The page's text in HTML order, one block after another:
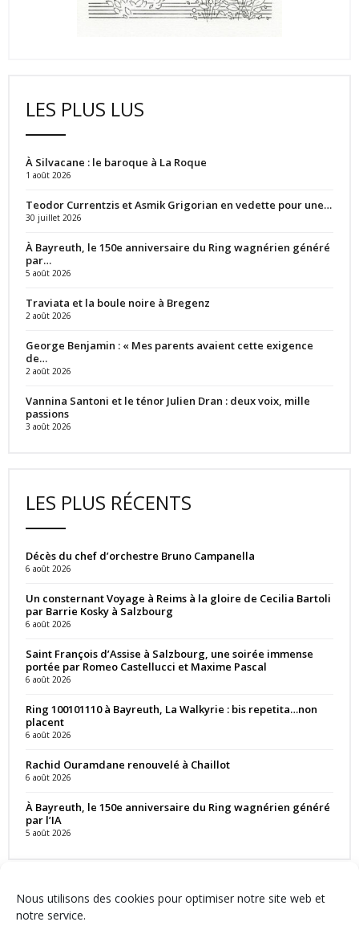
Nous utilisons des cookies pour optimiser notre site web et
notre service.
LES PLUS LUS
À Silvacane : le baroque à La Roque
1 août 2026
Teodor Currentzis et Asmik Grigorian en vedette pour une…
30 juillet 2026
À Bayreuth, le 150e anniversaire du Ring wagnérien généré
par…
5 août 2026
Traviata et la boule noire à Bregenz
2 août 2026
George Benjamin : « Mes parents avaient cette exigence
de…
2 août 2026
Vannina Santoni et le ténor Julien Dran : deux voix, mille
passions
3 août 2026
LES PLUS RÉCENTS
Décès du chef d’orchestre Bruno Campanella
6 août 2026
Un consternant Voyage à Reims à la gloire de Cecilia Bartoli
par Barrie Kosky à Salzbourg
6 août 2026
Saint François d’Assise à Salzbourg, une soirée immense
portée par Romeo Castellucci et Maxime Pascal
6 août 2026
Ring 100101110 à Bayreuth, La Walkyrie : bis repetita…non
placent
6 août 2026
Rachid Ouramdane renouvelé à Chaillot
6 août 2026
À Bayreuth, le 150e anniversaire du Ring wagnérien généré
par l’IA
5 août 2026